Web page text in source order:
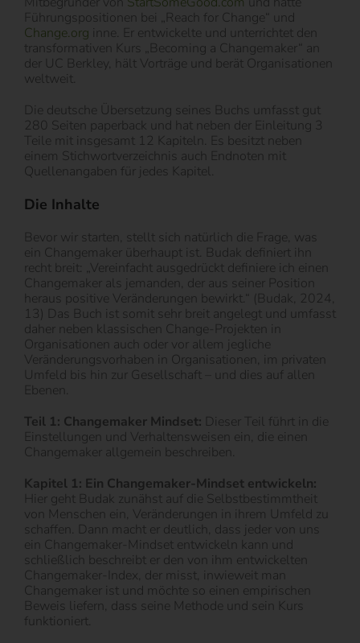
Führungspositionen bei „Reach for Change“ und
Change.org inne. Er entwickelte und unterrichtet den
transformativen Kurs „Becoming a Changemaker“ an
der UC Berkley, hält Vorträge und berät Organisationen
weltweit.
Die deutsche Übersetzung seines Buchs umfasst gut
280 Seiten paperback und hat neben der Einleitung 3
Teile mit insgesamt 12 Kapiteln. Es besitzt neben
einem Stichwortverzeichnis auch Endnoten mit
Quellenangaben für jedes Kapitel.
Die Inhalte
Bevor wir starten, stellt sich natürlich die Frage, was
ein Changemaker überhaupt ist. Budak definiert ihn
recht breit: „Vereinfacht ausgedrückt definiere ich einen
Changemaker als jemanden, der aus seiner Position
heraus positive Veränderungen bewirkt.“ (Budak, 2024,
13) Das Buch ist somit sehr breit angelegt und umfasst
daher neben klassischen Change-Projekten in
Organisationen auch oder vor allem jegliche
Veränderungsvorhaben in Organisationen, im privaten
Umfeld bis hin zur Gesellschaft – und dies auf allen
Ebenen.
Teil 1: Changemaker Mindset: Dieser Teil führt in die
Einstellungen und Verhaltensweisen ein, die einen
Changemaker allgemein beschreiben.
Kapitel 1: Ein Changemaker-Mindset entwickeln:
Hier geht Budak zunähst auf die Selbstbestimmtheit
von Menschen ein, Veränderungen in ihrem Umfeld zu
schaffen. Dann macht er deutlich, dass jeder von uns
ein Changemaker-Mindset entwickeln kann und
schließlich beschreibt er den von ihm entwickelten
Changemaker-Index, der misst, inwieweit man
Changemaker ist und möchte so einen empirischen
Beweis liefern, dass seine Methode und sein Kurs
funktioniert.